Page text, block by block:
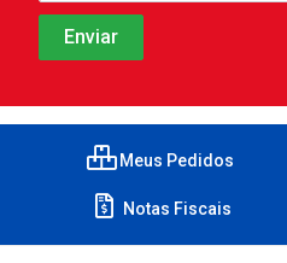
Meus Pedidos
Notas Fiscais